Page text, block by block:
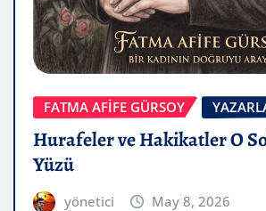
FATMA AFİFE GÜRSOY
Hurafeler ve Hakikatler O
Yüzü
yönetici May 8, 2026